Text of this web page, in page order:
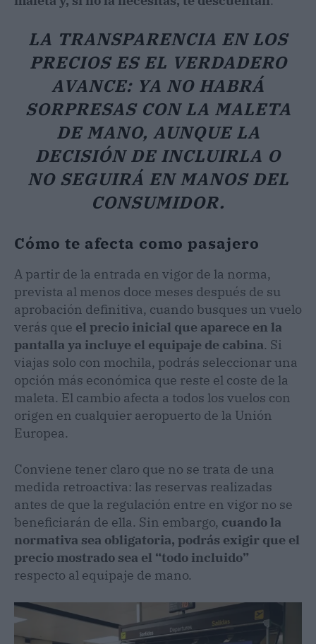
LA TRANSPARENCIA EN LOS
PRECIOS ES EL VERDADERO
AVANCE: YA NO HABRÁ
SORPRESAS CON LA MALETA
DE MANO, AUNQUE LA
DECISIÓN DE INCLUIRLA O
NO SEGUIRÁ EN MANOS DEL
CONSUMIDOR.
Cómo te afecta como pasajero
A partir de la entrada en vigor de la norma,
prevista al menos doce meses después de su
aprobación definitiva, cuando busques un vuelo
verás que el precio inicial que aparece en la
pantalla ya incluye el equipaje de cabina. Si
viajas solo con mochila, podrás seleccionar una
opción más económica que reste el coste de la
maleta. El cambio afecta a todos los vuelos con
origen en cualquier aeropuerto de la Unión
Europea.
Conviene tener claro que no se trata de una
medida retroactiva: las reservas realizadas
antes de que la regulación entre en vigor no se
beneficiarán de ella. Sin embargo, cuando la
normativa sea obligatoria, podrás exigir que el
precio mostrado sea el “todo incluido”
respecto al equipaje de mano.